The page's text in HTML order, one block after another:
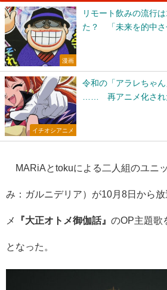
漫画
リモート飲みの流行
た？ 「未来を的中さ
イチオシアニメ
令和の「アラレちゃん
…… 再アニメ化され
MARiAとtokuによる二人組のユニ
み：ガルニデリア）が10月8日から
メ 『大正オトメ御伽話』 のOP主題歌
となった。